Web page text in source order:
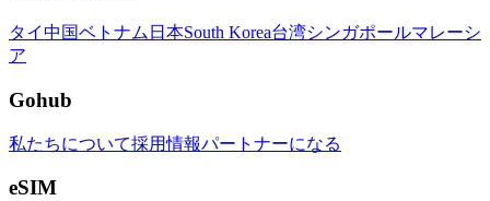
タイ中国ベトナム 日本South Korea台湾シンガポールマレーシ
ア
Gohub
私たちについて採用情報パートナーになる
eSIM